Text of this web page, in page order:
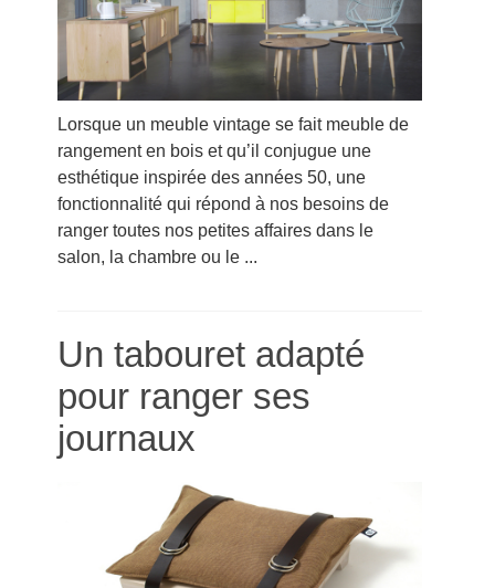
Lorsque un meuble vintage se fait meuble de
rangement en bois et qu’il conjugue une
esthétique inspirée des années 50, une
fonctionnalité qui répond à nos besoins de
ranger toutes nos petites affaires dans le
salon, la chambre ou le ...
Un tabouret adapté
pour ranger ses
journaux